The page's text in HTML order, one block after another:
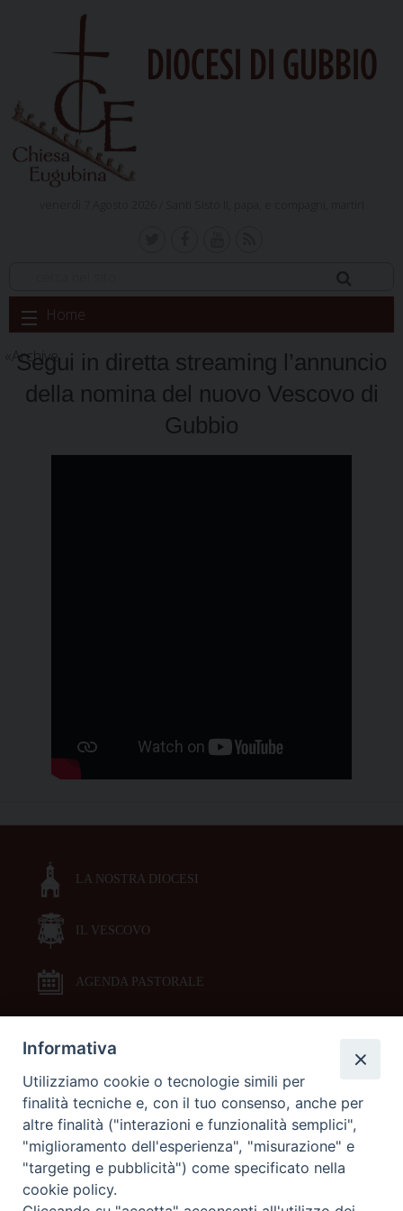
DIOCESI DI GUBBIO
Skip
to
content
Home
Archive
Segui in diretta streaming l’annuncio
della nomina del nuovo Vescovo di
Gubbio
LA NOSTRA DIOCESI
IL VESCOVO
AGENDA PASTORALE
DOCUMENTI PASTORALI
ORARI MESSE
LITURGIA DELLE ORE
Informativa
Utilizziamo cookie o tecnologie simili per
finalità tecniche e, con il tuo consenso, anche per
altre finalità ("interazioni e funzionalità semplici",
"miglioramento dell'esperienza", "misurazione" e
"targeting e pubblicità") come specificato nella
cookie policy.